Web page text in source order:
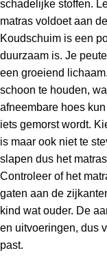
schadelijke stoffen.
matras voldoet aan
Koudschuim is een
duurzaam is. Je
een groeiend
schoon te houden,
afneembare hoes
iets gemorst wordt.
is maar ook niet te
slapen dus het
Controleer of het
gaten aan de
kind wat ouder. De
en uitvoeringen, dus
past.